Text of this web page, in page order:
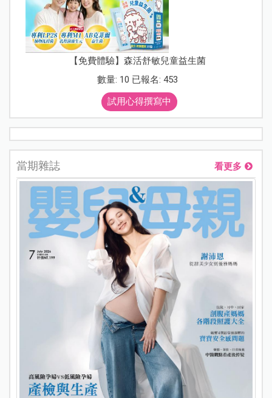
【免費體驗】森活舒敏兒童益生菌
數量: 10 已報名: 453
試用心得撰寫中
當期雜誌 看更多